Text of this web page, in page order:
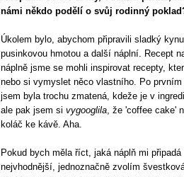
námi někdo podělí o svůj rodinný
Úkolem bylo, abychom připravili sladký
pusinkovou hmotou a další náplní. Recept
náplně jsme se mohli inspirovat recepty,
nebo si vymyslet něco vlastního. Po
jsem byla trochu zmatená, kdeže je v
ale pak jsem si vygooglila , že 'coffee cake'
koláč ke kávě. Aha.
Pokud bych měla říct, jaká náplň mi
nejvhodnější, jednoznačně zvolím